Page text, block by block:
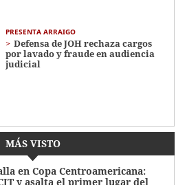
PRESENTA ARRAIGO
Defensa de JOH rechaza cargos
por lavado y fraude en audiencia
judicial
MÁS VISTO
en Copa Centroamericana:
y asalta el primer lugar del